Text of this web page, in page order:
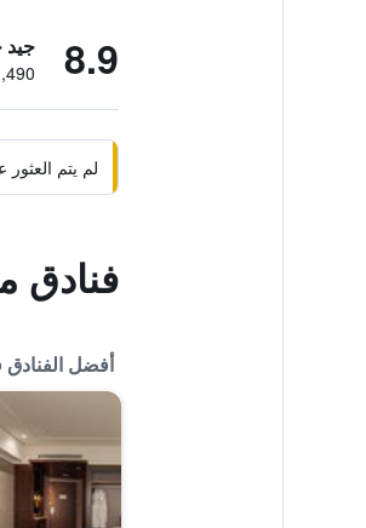
8.9 جيد
1,490 من التقييمات تم
لم يتم
فنادق
أفضل الفنادق